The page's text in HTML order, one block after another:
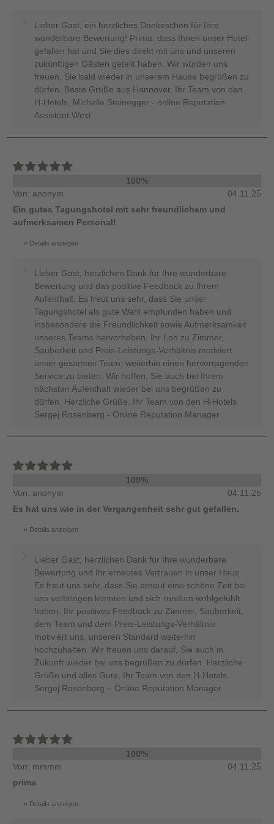
Lieber Gast, ein herzliches Dankeschön für Ihre
wunderbare Bewertung! Prima, dass Ihnen unser Hotel
gefallen hat und Sie dies direkt mit uns und unseren
zukünftigen Gästen geteilt haben. Wir würden uns
freuen, Sie bald wieder in unserem Hause begrüßen zu
dürfen. Beste Grüße aus Hannover, Ihr Team von den
H-Hotels, Michelle Steinegger - online Reputation
Assistent West
100%
Von: anonym
04.11.25
Ein gutes Tagungshotel mit sehr freundlichem und
aufmerksamen Personal!
Details anzeigen
Lieber Gast, herzlichen Dank für Ihre wunderbare
Bewertung und das positive Feedback zu Ihrem
Aufenthalt. Es freut uns sehr, dass Sie unser
Tagungshotel als gute Wahl empfunden haben und
insbesondere die Freundlichkeit sowie Aufmerksamkeit
unseres Teams hervorheben. Ihr Lob zu Zimmer,
Sauberkeit und Preis-Leistungs-Verhältnis motiviert
unser gesamtes Team, weiterhin einen hervorragenden
Service zu bieten. Wir hoffen, Sie auch bei Ihrem
nächsten Aufenthalt wieder bei uns begrüßen zu
dürfen. Herzliche Grüße, Ihr Team von den H-Hotels
Sergej Rosenberg - Online Reputation Manager
100%
Von: anonym
04.11.25
Es hat uns wie in der Vergangenheit sehr gut gefallen.
Details anzeigen
Lieber Gast, herzlichen Dank für Ihre wunderbare
Bewertung und Ihr erneutes Vertrauen in unser Haus.
Es freut uns sehr, dass Sie erneut eine schöne Zeit bei
uns verbringen konnten und sich rundum wohlgefühlt
haben. Ihr positives Feedback zu Zimmer, Sauberkeit,
dem Team und dem Preis-Leistungs-Verhältnis
motiviert uns, unseren Standard weiterhin
hochzuhalten. Wir freuen uns darauf, Sie auch in
Zukunft wieder bei uns begrüßen zu dürfen. Herzliche
Grüße und alles Gute, Ihr Team von den H-Hotels
Sergej Rosenberg – Online Reputation Manager
100%
Von: mmmm
04.11.25
prima
Details anzeigen